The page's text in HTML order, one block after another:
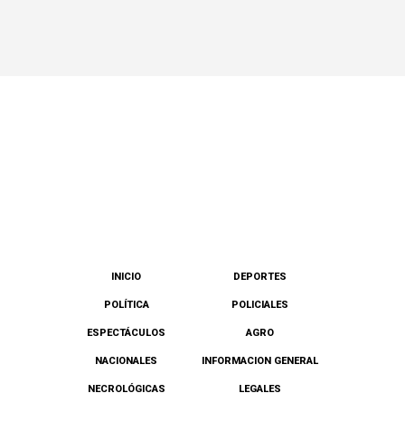
INICIO DEPORTES
POLÍTICA POLICIALES
ESPECTÁCULOS AGRO
NACIONALES INFORMACION GENERAL
NECROLÓGICAS LEGALES